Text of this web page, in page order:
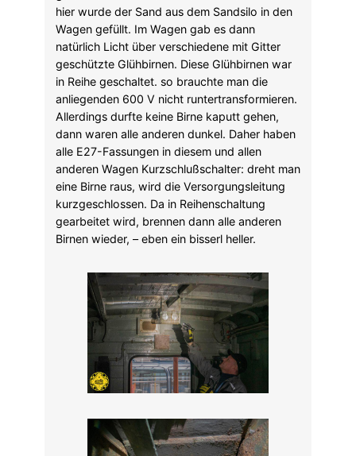
hier wurde der Sand aus dem Sandsilo in den
Wagen gefüllt. Im Wagen gab es dann
natürlich Licht über verschiedene mit Gitter
geschützte Glühbirnen. Diese Glühbirnen war
in Reihe geschaltet. so brauchte man die
anliegenden 600 V nicht runtertransformieren.
Allerdings durfte keine Birne kaputt gehen,
dann waren alle anderen dunkel. Daher haben
alle E27-Fassungen in diesem und allen
anderen Wagen Kurzschlußschalter: dreht man
eine Birne raus, wird die Versorgungsleitung
kurzgeschlossen. Da in Reihenschaltung
gearbeitet wird, brennen dann alle anderen
Birnen wieder, – eben ein bisserl heller.